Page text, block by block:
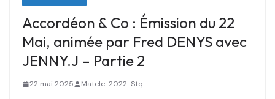
Accordéon & Co : Émission du 22
Mai, animée par Fred DENYS avec
JENNY.J – Partie 2
22 mai 2025 Matele-2022-Stq